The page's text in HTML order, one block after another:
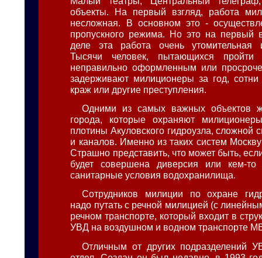
объекты. На первый взгляд, работа
несложная. В основном это -
пропускного режима. Но это на первый
деле эта работа очень утомительная
Тысячи человек, пытающихся
неправильно оформленным или
задерживают милиционеры за год,
краж или другие преступления.
Одними из самых важных объектов
города, которые охраняют
плотины Акуловского гидроузла, сложной
и каналов. Именно из таких систем
Страшно представить, что может быть,
будет совершена диверсия или кем-
санитарные условия водохранилища.
Сотрудников милиции по охране
надо путать с речной милицией (с
речном транспорте, который входит в
УВД на воздушном и водном транспорте
Отличным от других подразделений